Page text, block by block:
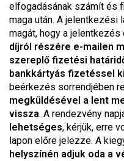
elfogadásának számít és
maga után. A
magát, hogy a
díjról részére e-mailen
szereplő fizetési
bankkártyás fizetéssel
beérkezés sorrendjében
megküldésével a lent
vissza. A rendezvény
lehetséges, kérjük, erre
lapon előre jelezze. A
helyszínén adjuk oda a